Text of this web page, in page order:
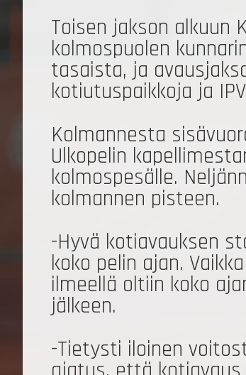
Toisen jakson alkuun
kolmospuolen
tasaista, ja
kotiutuspaikkoja ja
Kolmannesta
Ulkopelin
kolmospesälle.
kolmannen pisteen.
-Hyvä kotiavauksen
koko pelin ajan.
ilmeellä oltiin koko
jälkeen.
-Tietysti iloinen